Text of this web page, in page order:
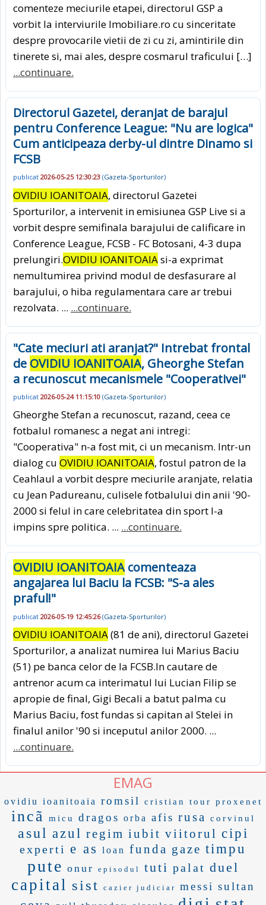
comenteze meciurile etapei, directorul GSP a
vorbit la interviurile Imobiliare.ro cu sinceritate
despre provocarile vietii de zi cu zi, amintirile din
tinerete si, mai ales, despre cosmarul traficului […]
...continuare.
Directorul Gazetei, deranjat de barajul
pentru Conference League: "Nu are logica"
Cum anticipeaza derby-ul dintre Dinamo si
FCSB
publicat 2026-05-25 12:30:23 (Gazeta-Sporturilor)
OVIDIU IOANITOAIA, directorul Gazetei
Sporturilor, a intervenit in emisiunea GSP Live si a
vorbit despre semifinala barajului de calificare in
Conference League, FCSB - FC Botosani, 4-3 dupa
prelungiri.OVIDIU IOANITOAIAsi-a exprimat
nemultumirea privind modul de desfasurare al
barajului, o hiba regulamentara care ar trebui
rezolvata. ... ...continuare.
"Cate meciuri ati aranjat?" Intrebat frontal
de OVIDIU IOANITOAIA, Gheorghe Stefan
a recunoscut mecanismele "Cooperativei"
publicat 2026-05-24 11:15:10 (Gazeta-Sporturilor)
Gheorghe Stefan a recunoscut, razand, ceea ce
fotbalul romanesc a negat ani intregi:
"Cooperativa" n-a fost mit, ci un mecanism. Intr-un
dialog cu OVIDIU IOANITOAIA, fostul patron de la
Ceahlaul a vorbit despre meciurile aranjate, relatia
cu Jean Padureanu, culisele fotbalului din anii '90-
2000 si felul in care celebritatea din sport l-a
impins spre politica. ... ...continuare.
OVIDIU IOANITOAIAcomenteaza
angajarea lui Baciu la FCSB: "S-a ales
praful!"
publicat 2026-05-19 12:45:26(Gazeta-Sporturilor)
OVIDIU IOANITOAIA(81 de ani), directorul Gazetei
Sporturilor, a analizat numirea lui Marius Baciu
(51) pe banca celor de la FCSB.In cautare de
antrenor acum ca interimatul lui Lucian Filip se
apropie de final, Gigi Becali a batut palma cu
Marius Baciu, fost fundas si capitan al Stelei in
finalul anilor '90 si inceputul anilor 2000. ...
...continuare.
EMAG
ovidiu ioanitoaia romsil cristian tour proxenet
incã micu dragos orba afis rusa corvinul
asul azul regim iubit viitorul cipi
experti e as loan funda gaze timpu
pute onur episodul tuti palat duel
capital sist cazier judiciar messi sultan